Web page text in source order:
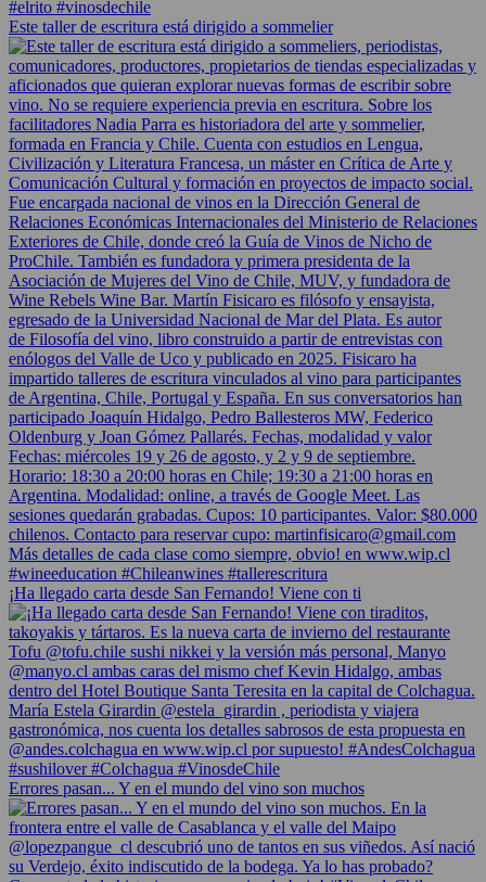
Este taller de escritura está dirigido a sommelier
¡Ha llegado carta desde San Fernando! Viene con ti
Errores pasan... Y en el mundo del vino son muchos